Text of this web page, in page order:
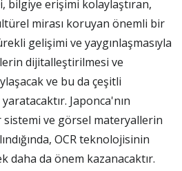
bilgiye erişimi kolaylaştıran,
mirası koruyan önemli bir
gelişimi ve yaygınlaşmasıyla
dijitalleştirilmesi ve
ve bu da çeşitli
Japonca'nın
ve görsel materyallerin
OCR teknolojisinin
daha da önem kazanacaktır.